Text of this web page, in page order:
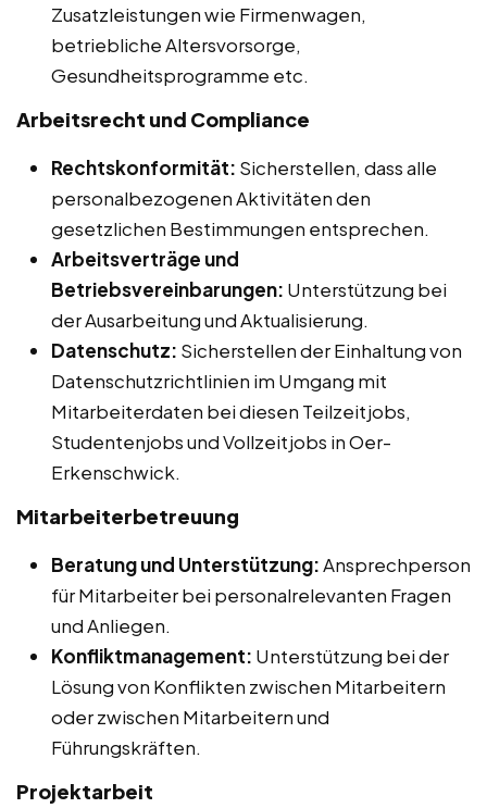
Zusatzleistungen wie Firmenwagen,
betriebliche Altersvorsorge,
Gesundheitsprogramme etc.
Arbeitsrecht und Compliance
Rechtskonformität: Sicherstellen, dass alle
personalbezogenen Aktivitäten den
gesetzlichen Bestimmungen entsprechen.
Arbeitsverträge und
Betriebsvereinbarungen: Unterstützung bei
der Ausarbeitung und Aktualisierung.
Datenschutz: Sicherstellen der Einhaltung von
Datenschutzrichtlinien im Umgang mit
Mitarbeiterdaten bei diesen Teilzeitjobs,
Studentenjobs und Vollzeitjobs in Oer-
Erkenschwick.
Mitarbeiterbetreuung
Beratung und Unterstützung:Ansprechperson
für Mitarbeiter bei personalrelevanten Fragen
und Anliegen.
Konfliktmanagement: Unterstützung bei der
Lösung von Konflikten zwischen Mitarbeitern
oder zwischen Mitarbeitern und
Führungskräften.
Projektarbeit